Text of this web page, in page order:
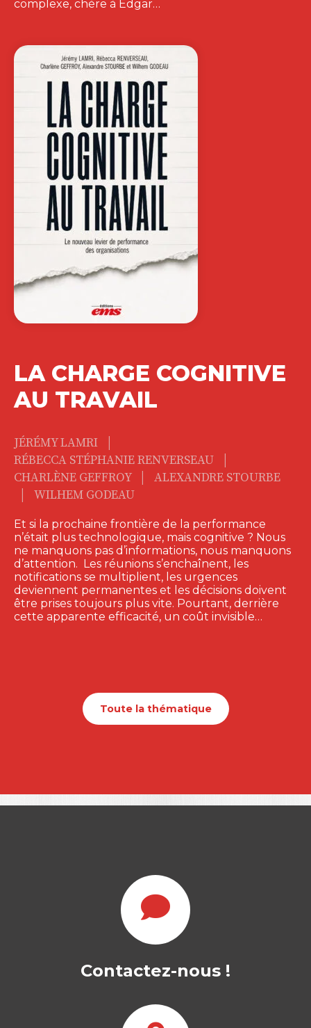
complexe, chère à Edgar…
LA CHARGE COGNITIVE
AU TRAVAIL
JÉRÉMY LAMRI
RÉBECCA STÉPHANIE RENVERSEAU
CHARLÈNE GEFFROY ALEXANDRE STOURBE
WILHEM GODEAU
Et si la prochaine frontière de la performance
n’était plus technologique, mais cognitive ? Nous
ne manquons pas d’informations, nous manquons
d’attention. Les réunions s’enchaînent, les
notifications se multiplient, les urgences
deviennent permanentes et les décisions doivent
être prises toujours plus vite. Pourtant, derrière
cette apparente efficacité, un coût invisible…
Toute la thématique
Contactez-nous !